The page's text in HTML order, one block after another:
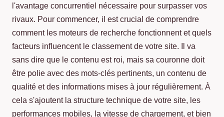
l'avantage concurrentiel nécessaire pour surpasser vos
rivaux. Pour commencer, il est crucial de comprendre
comment les moteurs de recherche fonctionnent et quels
facteurs influencent le classement de votre site. Il va
sans dire que le contenu est roi, mais sa couronne doit
être polie avec des mots-clés pertinents, un contenu de
qualité et des informations mises à jour régulièrement. À
cela s'ajoutent la structure technique de votre site, les
performances mobiles, la vitesse de chargement, et bien